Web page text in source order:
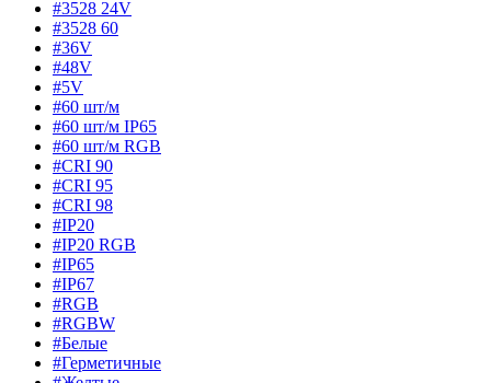
#3528 24V
#3528 60
#36V
#48V
#5V
#60 шт/м
#60 шт/м IP65
#60 шт/м RGB
#CRI 90
#CRI 95
#CRI 98
#IP20
#IP20 RGB
#IP65
#IP67
#RGB
#RGBW
#Белые
#Герметичные